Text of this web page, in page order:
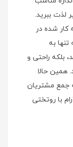
لذت ببرید.
کار شده در
به
بلکه راحتی و
همین حالا
جمع مشتریان
با روتختی